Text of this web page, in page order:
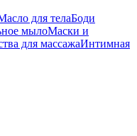
для телаБоди
мылоМаски и
для массажаИнтимная